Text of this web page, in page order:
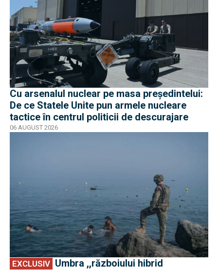
Cu arsenalul nuclear pe masa preşedintelui:
De ce Statele Unite pun armele nucleare
tactice în centrul politicii de descurajare
06 AUGUST 2026
EXCLUSIV